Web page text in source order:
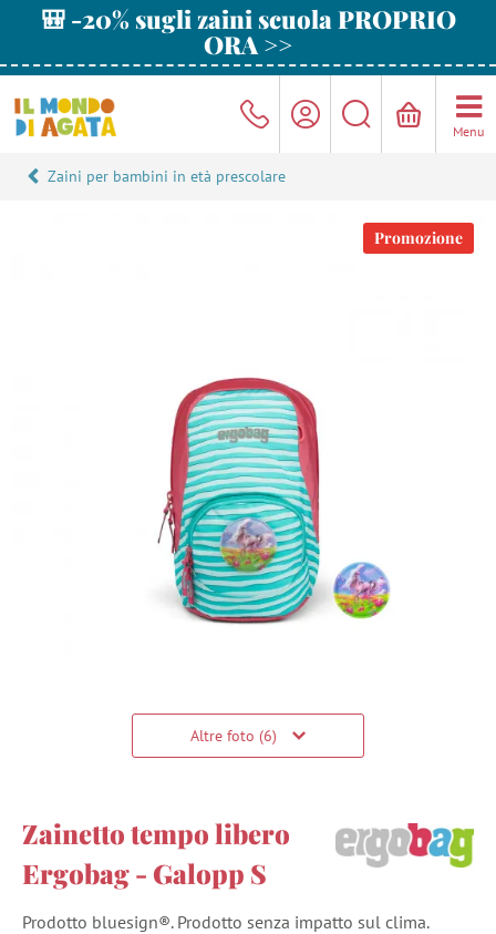
🎒 -20% sugli zaini scuola PROPRIO
ORA >>
Menu
Zaini per bambini in età prescolare
Promozione
Altre foto (6)
Zainetto tempo libero
Ergobag - Galopp S
Prodotto bluesign®. Prodotto senza impatto sul clima.